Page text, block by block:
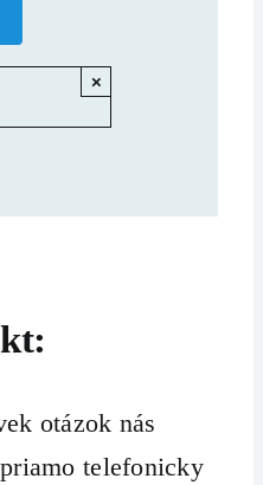
×
otázok nás
telefonicky